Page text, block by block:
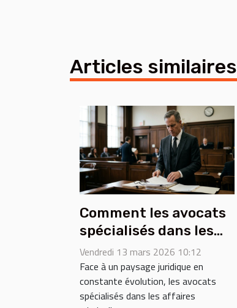
Articles similaires
Comment les avocats
spécialisés dans les
affaires criminelles
font face aux défis
juridiques actuels ?
Vendredi 13 mars 2026 10:12
Face à un paysage juridique en
constante évolution, les avocats
spécialisés dans les affaires